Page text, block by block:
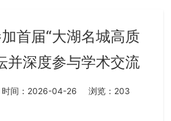
首届“大湖名城高质
并深度参与学术交流
时间：2026-04-26 浏览： 203